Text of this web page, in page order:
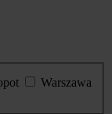
Warszawa